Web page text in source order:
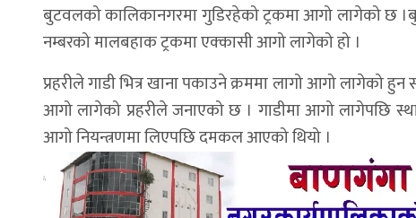
बुटवलको कालिकानगरमा गुडिरहेको ट्रकमा आगो लागेको छ
नम्बरको मालबहाक ट्रकमा एक्कासी आगो लागेको हो ।
प्रहरीले गाडी भित्र खाना पकाउने क्रममा लागो आगो लागेको
आगो लागेको प्रहरीले जनाएको छ । गाडीमा आगो लागेपछि
आगो नियन्त्रणमा लिएपछि दमकल आएको थियो ।